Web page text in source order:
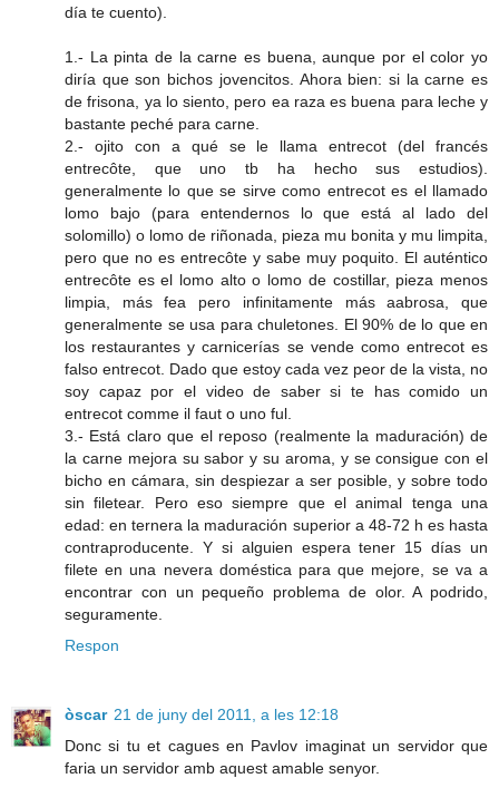
día te cuento).
1.- La pinta de la carne es buena, aunque por el color yo
diría que son bichos jovencitos. Ahora bien: si la carne es
de frisona, ya lo siento, pero ea raza es buena para leche y
bastante peché para carne.
2.- ojito con a qué se le llama entrecot (del francés
entrecôte, que uno tb ha hecho sus estudios).
generalmente lo que se sirve como entrecot es el llamado
lomo bajo (para entendernos lo que está al lado del
solomillo) o lomo de riñonada, pieza mu bonita y mu limpita,
pero que no es entrecôte y sabe muy poquito. El auténtico
entrecôte es el lomo alto o lomo de costillar, pieza menos
limpia, más fea pero infinitamente más aabrosa, que
generalmente se usa para chuletones. El 90% de lo que en
los restaurantes y carnicerías se vende como entrecot es
falso entrecot. Dado que estoy cada vez peor de la vista, no
soy capaz por el video de saber si te has comido un
entrecot comme il faut o uno ful.
3.- Está claro que el reposo (realmente la maduración) de
la carne mejora su sabor y su aroma, y se consigue con el
bicho en cámara, sin despiezar a ser posible, y sobre todo
sin filetear. Pero eso siempre que el animal tenga una
edad: en ternera la maduración superior a 48-72 h es hasta
contraproducente. Y si alguien espera tener 15 días un
filete en una nevera doméstica para que mejore, se va a
encontrar con un pequeño problema de olor. A podrido,
seguramente.
Respon
òscar 21 de juny del 2011, a les 12:18
Donc si tu et cagues en Pavlov imaginat un servidor que
faria un servidor amb aquest amable senyor.